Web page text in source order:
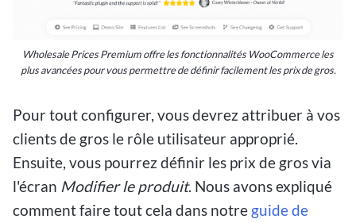
Wholesale Prices Premium offre les fonctionnalités WooCommerce les
plus avancées pour vous permettre de définir facilement les prix de gros.
Pour tout configurer, vous devrez attribuer à vos
clients de gros le rôle utilisateur approprié.
Ensuite, vous pourrez définir les prix de gros via
l'écran Modifier le produit. Nous avons expliqué
comment faire tout cela dans notre guide de